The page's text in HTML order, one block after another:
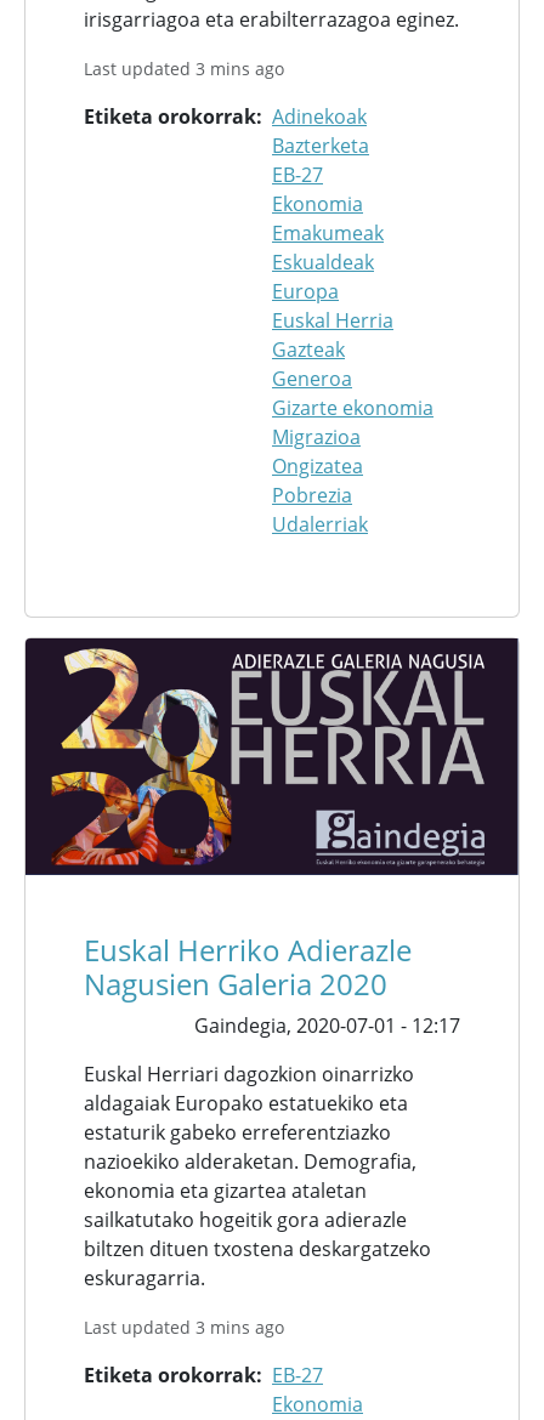
irisgarriagoa eta erabilterrazagoa eginez.
Last updated 3 mins ago
Etiketa orokorrak Adinekoak
Bazterketa
EB-27
Ekonomia
Emakumeak
Eskualdeak
Europa
Euskal Herria
Gazteak
Generoa
Gizarte ekonomia
Migrazioa
Ongizatea
Pobrezia
Udalerriak
Euskal Herriko Adierazle
Nagusien Galeria 2020
Gaindegia, 2020-07-01 - 12:17
Euskal Herriari dagozkion oinarrizko
aldagaiak Europako estatuekiko eta
estaturik gabeko erreferentziazko
nazioekiko alderaketan. Demografia,
ekonomia eta gizartea ataletan
sailkatutako hogeitik gora adierazle
biltzen dituen txostena deskargatzeko
eskuragarria.
Last updated 3 mins ago
Etiketa orokorrak
EB-27
Ekonomia